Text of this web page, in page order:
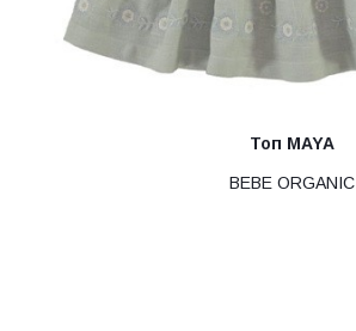
Топ MAYA
BEBE ORGANIC